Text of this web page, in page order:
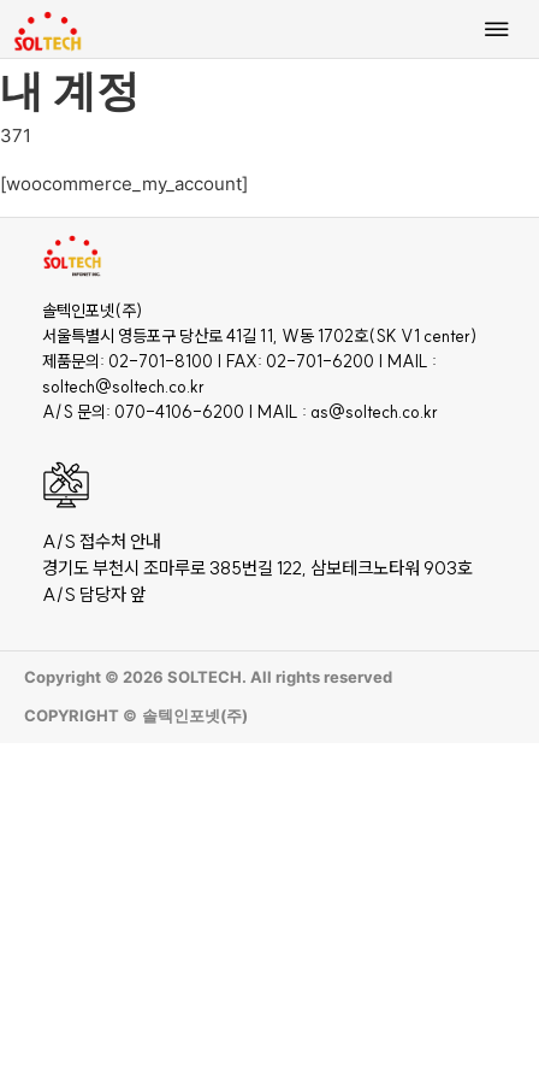
내 계정
371
[woocommerce_my_account]
솔텍인포넷(주)
서울특별시 영등포구 당산로 41길 11, W동 1702호(SK V1 center)
제품문의: 02-701-8100 | FAX: 02-701-6200 | MAIL :
soltech@soltech.co.kr
A/S 문의: 070-4106-6200 | MAIL : as@soltech.co.kr
A/S 접수처 안내
경기도 부천시 조마루로 385번길 122, 삼보테크노타워 903호
A/S 담당자 앞
Copyright © 2026 SOLTECH. All rights reserved
COPYRIGHT © 솔텍인포넷(주)